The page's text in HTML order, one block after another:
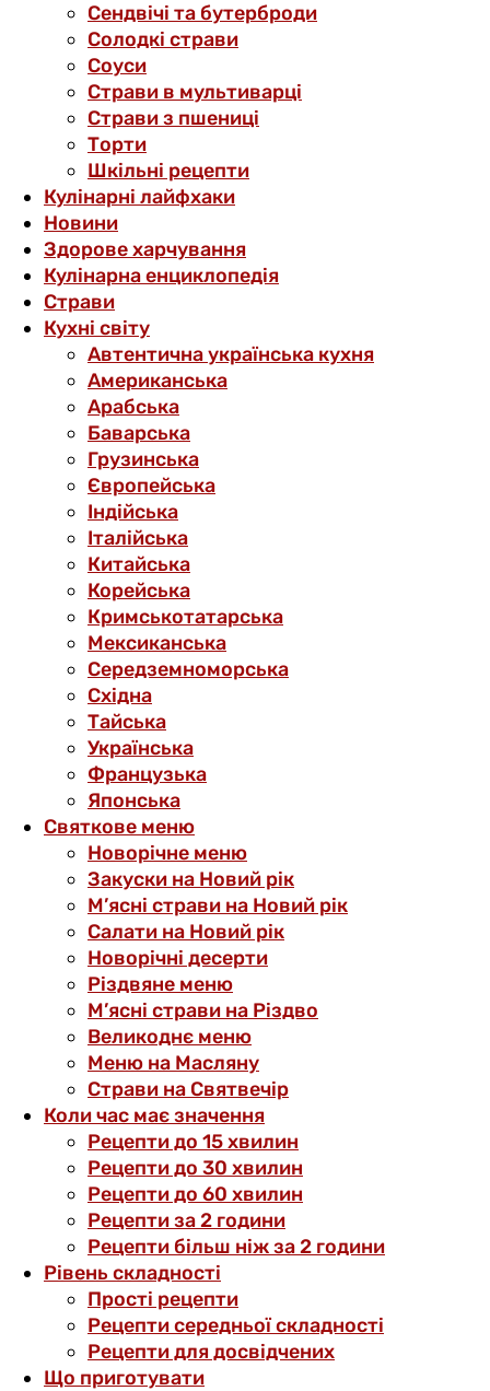
Сендвічі та бутерброди
Солодкі страви
Соуси
Страви в мультиварці
Страви з пшениці
Торти
Шкільні рецепти
Кулінарні лайфхаки
Новини
Здорове харчування
Кулінарна енциклопедія
Страви
Кухні світу
Автентична українська кухня
Американська
Арабська
Баварська
Грузинська
Європейська
Індійська
Італійська
Китайська
Корейська
Кримськотатарська
Мексиканська
Середземноморська
Східна
Тайська
Українська
Французька
Японська
Святкове меню
Новорічне меню
Закуски на Новий рік
М’ясні страви на Новий рік
Салати на Новий рік
Новорічні десерти
Різдвяне меню
М’ясні страви на Різдво
Великоднє меню
Меню на Масляну
Страви на Святвечір
Коли час має значення
Рецепти до 15 хвилин
Рецепти до 30 хвилин
Рецепти до 60 хвилин
Рецепти за 2 години
Рецепти більш ніж за 2 години
Рівень складності
Прості рецепти
Рецепти середньої складності
Рецепти для досвідчених
Що приготувати